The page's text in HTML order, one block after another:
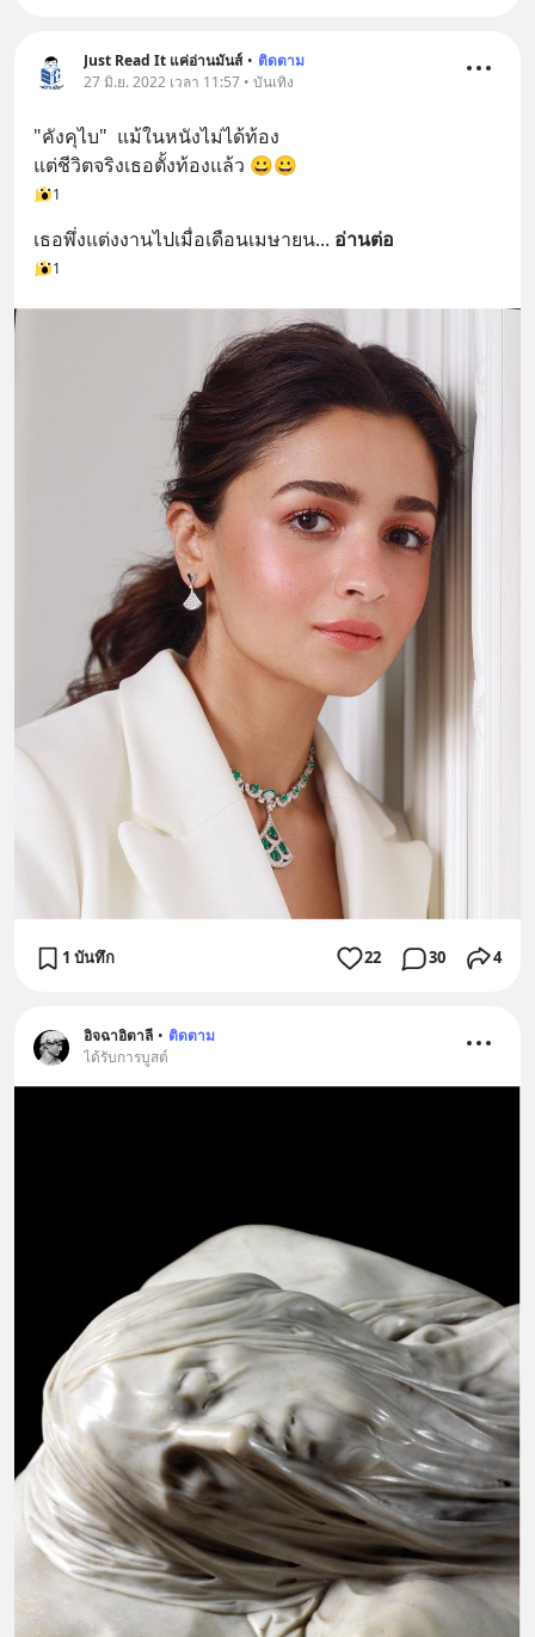
Just Read It แค่อ่านมันส์ • ติดตาม
27 มิ.ย. 2022 เวลา 11:57 • บันเทิง
"คังคุไบ"  แม้ในหนังไม่ได้ท้อง
แต่ชีวิตจริงเธอตั้งท้องแล้ว 😀😀
1
เธอพึ่งแต่งงานไปเมื่อเดือนเมษายน... อ่านต่อ
1
1 บันทึก 22 30 4
อิจฉาอิตาลี • ติดตาม
ได้รับการบูสต์